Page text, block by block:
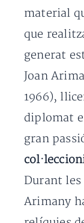
material
que
generat
Joan
1966),
diplomat
gran
Durant les
Arimany